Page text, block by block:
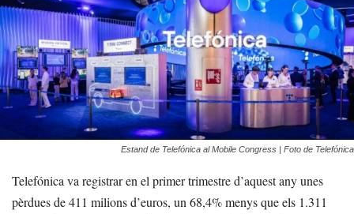
Estand de Telefónica al Mobile Congress | Foto de Telefónica
Telefónica va registrar en el primer trimestre d’aquest any unes
pèrdues de 411 milions d’euros, un 68,4% menys que els 1.311